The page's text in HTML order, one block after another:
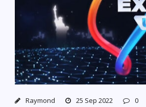
Raymond 25 Sep 2022 0